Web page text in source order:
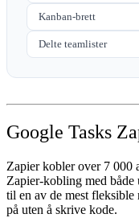
Kanban-brett
Delte teamlister
Google Tasks
Zapier kobler over 7 000
Zapier-kobling med både
til en av de mest fleksible
på uten å skrive kode.